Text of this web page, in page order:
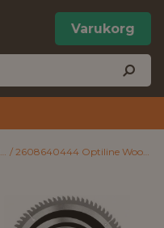
Varukorg
2608640444 Optiline Wood Bosch Sågklinga 60T